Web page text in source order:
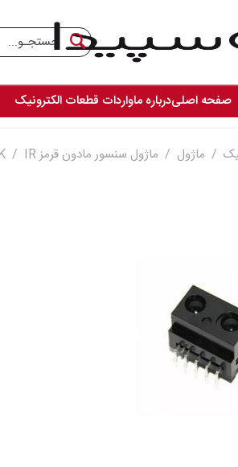
صفحه اصلیدرباره ماواردات قطعات الکترونیک
ماژول ماژول سنسور مادون قرمز IR